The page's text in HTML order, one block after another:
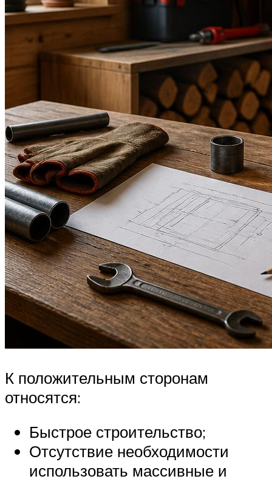
К положительным сторонам
относятся:
Быстрое строительство;
Отсутствие необходимости
использовать массивные и